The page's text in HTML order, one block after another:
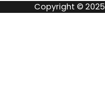
Copyright © 2025